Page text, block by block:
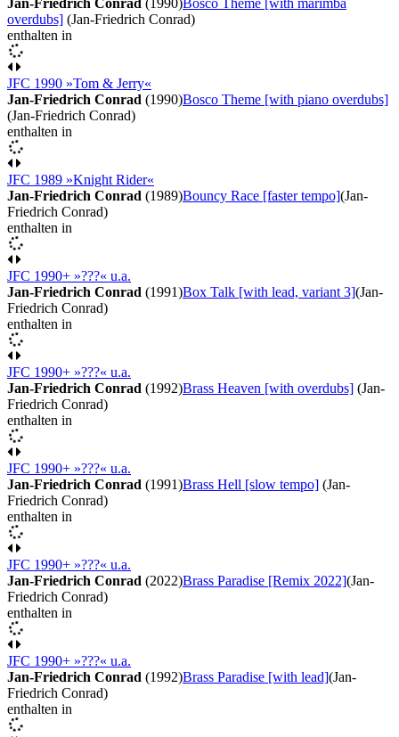
Jan-Friedrich Conrad (1990)Bosco Theme [with marimba
overdubs] (Jan-Friedrich Conrad)
enthalten in
JFC 1990 »Tom & Jerry«
Jan-Friedrich Conrad (1990)Bosco Theme [with piano overdubs]
(Jan-Friedrich Conrad)
enthalten in
JFC 1989 »Knight Rider«
Jan-Friedrich Conrad (1989)Bouncy Race [faster tempo](Jan-
Friedrich Conrad)
enthalten in
JFC 1990+ »???« u.a.
Jan-Friedrich Conrad (1991)Box Talk [with lead, variant 3](Jan-
Friedrich Conrad)
enthalten in
JFC 1990+ »???« u.a.
Jan-Friedrich Conrad (1992)Brass Heaven [with overdubs] (Jan-
Friedrich Conrad)
enthalten in
JFC 1990+ »???« u.a.
Jan-Friedrich Conrad (1991)Brass Hell [slow tempo] (Jan-
Friedrich Conrad)
enthalten in
JFC 1990+ »???« u.a.
Jan-Friedrich Conrad (2022)Brass Paradise [Remix 2022](Jan-
Friedrich Conrad)
enthalten in
JFC 1990+ »???« u.a.
Jan-Friedrich Conrad (1992)Brass Paradise [with lead](Jan-
Friedrich Conrad)
enthalten in